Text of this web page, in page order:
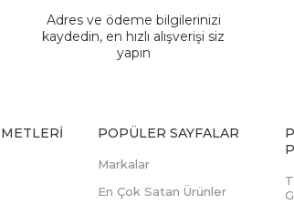
Adres ve ödeme bilgilerinizi
kaydedin, en hızlı alışverişi siz
yapın
POPÜLER SAYFALAR
Markalar
En Çok Satan Ürünler